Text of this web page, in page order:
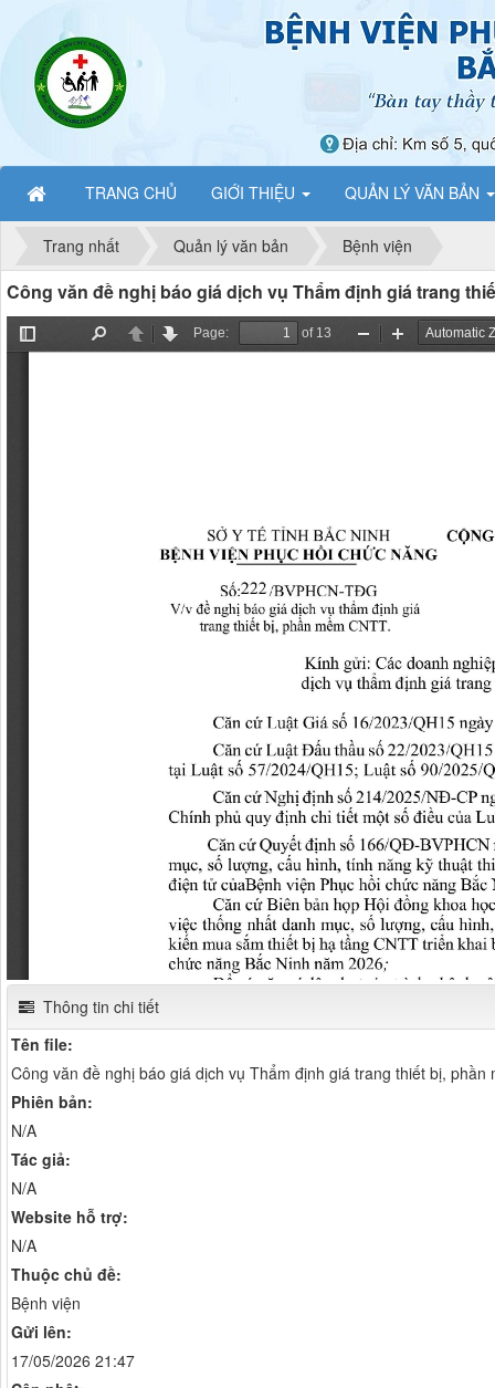
TRANG CHỦ GIỚI THIỆU QUẢN LÝ VĂN BẢN
Trang nhất Quản lý văn bản Bệnh viện
Công văn đề nghị báo giá dịch vụ Thẩm định giá trang
Thông tin chi tiết
Tên file:
Công văn đề nghị báo giá dịch vụ Thẩm định giá trang thiết bị, phần
Phiên bản:
N/A
Tác giả:
N/A
Website hỗ trợ:
N/A
Thuộc chủ đề:
Bệnh viện
Gửi lên:
17/05/2026 21:47